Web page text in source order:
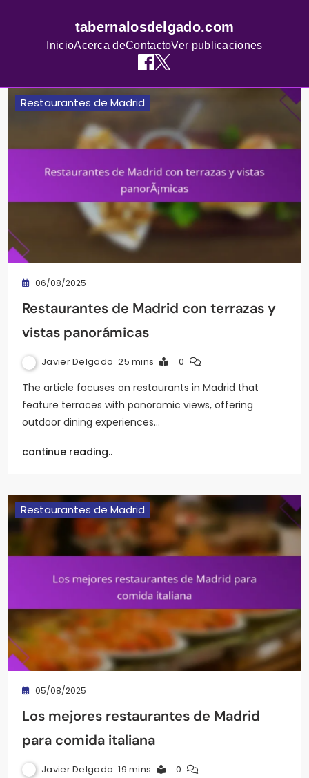
tabernalosdelgado.com
InicioAcerca deContactoVer publicaciones
Skip
Restaurantes de Madrid
06/08/2025
Restaurantes de Madrid con terrazas y
vistas panorámicas
Javier Delgado 25 mins 0
The article focuses on restaurants in Madrid that
feature terraces with panoramic views, offering
outdoor dining experiences…
continue reading..
Restaurantes de Madrid
05/08/2025
Los mejores restaurantes de Madrid
para comida italiana
Javier Delgado 19 mins 0